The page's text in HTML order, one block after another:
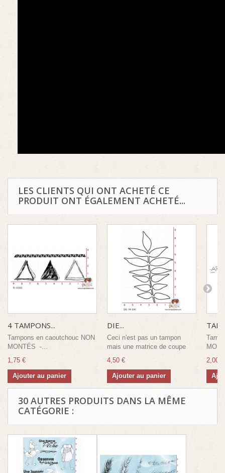
LES CLIENTS QUI ONT ACHETÉ CE
PRODUIT ONT ÉGALEMENT ACHETÉ...
4 TAMPONS...
Tampons en caoutchouc NON
MONTÉS -...
1,75 €
Ajouter au panier
DIE...
Ceci n'est pas un tampon
mais une matrice de coupe
4,50 €
Ajouter au panier
2,00 €
30 AUTRES PRODUITS DANS LA MÊME
CATÉGORIE :